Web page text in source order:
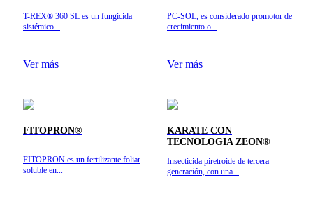
T-REX® 360 SL es un fungicida
sistémico...
Ver más
PC-SOL, es considerado promotor de
crecimiento o...
Ver más
FITOPRON®
FITOPRON es un fertilizante foliar
soluble en...
KARATE CON
TECNOLOGIA ZEON®
Insecticida piretroide de tercera
generación, con una...